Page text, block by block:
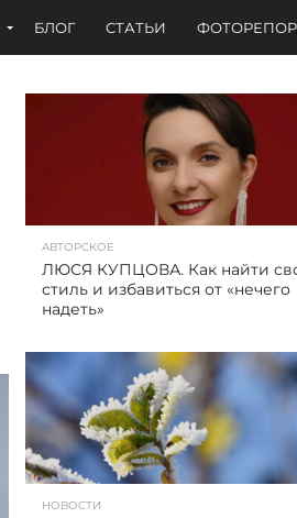
БЛОГ СТАТЬИ
АВТОРСКОЕ
ЛЮСЯ КУПЦОВА. Как найти
стиль и избавиться от «нечего
надеть»
НОВОСТИ